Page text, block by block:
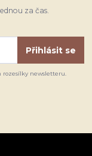
za čas.
Přihlásit se
rozesílky newsletteru.